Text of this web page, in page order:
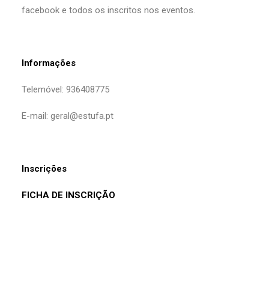
facebook e todos os inscritos nos eventos.
Informações
Telemóvel: 936408775
E-mail: geral@estufa.pt
Inscrições
FICHA DE INSCRIÇÃO